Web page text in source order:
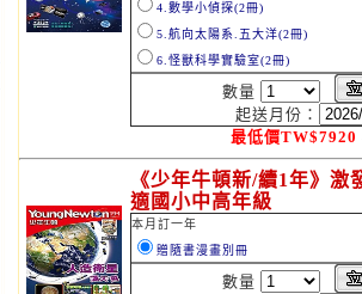
4.數學小偵探(2冊)
5.航向太陽系.五大洋(2冊)
6.怪獸科學實驗室(2冊)
數量
起送月份：
最低價TW$7920
《少年牛頓新/續1年》激
適國小中高年級
本月訂一年
贈隨書漫畫別冊
數量